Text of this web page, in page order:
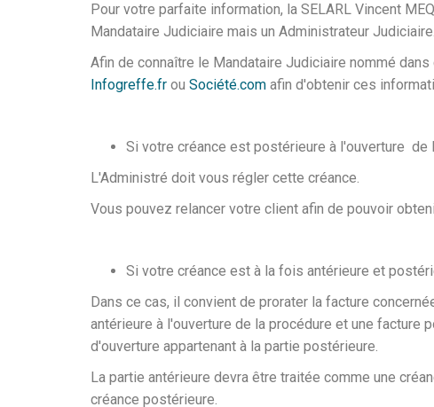
Pour votre parfaite information, la SELARL Vincent
Mandataire Judiciaire mais un Administrateur Judiciaire.
Afin de connaître le Mandataire Judiciaire nommé
Infogreffe.fr ou Société.com afin d'obtenir ces
Si votre créance est postérieure à l'ouverture de
L'Administré doit vous régler cette créance.
Vous pouvez relancer votre client afin de pouvoir
Si votre créance est à la fois antérieure et
Dans ce cas, il convient de prorater la facture
antérieure à l'ouverture de la procédure et une facture
d'ouverture appartenant à la partie postérieure.
La partie antérieure devra être traitée comme une
créance postérieure.